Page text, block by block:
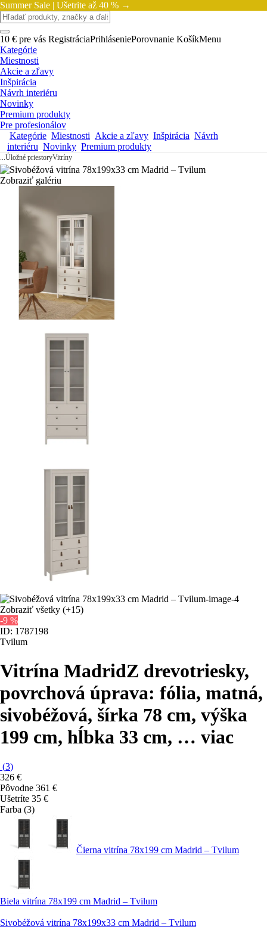
Summer Sale | Ušetrite až 40 % →
10 € pre vás RegistráciaPrihláseniePorovnanie KošíkMenu
Kategórie
Miestnosti
Akcie a zľavy
Inšpirácia
Návrh interiéru
Novinky
Premium produkty
Pre profesionálov
Kategórie Miestnosti Akcie a zľavy Inšpirácia Návrh
interiéru Novinky Premium produkty
...Úložné priestoryVitríny
Zobraziť galériu
Zobraziť všetky (+15)
-9 %
ID: 1787198
Tvilum
Vitrína MadridZ drevotriesky,
povrchová úprava: fólia, matná,
sivobéžová, šírka 78 cm, výška
199 cm, hĺbka 33 cm, … viac
(3)
326 €
Pôvodne 361 €
Ušetríte 35 €
Farba (3)
Čierna vitrína 78x199 cm Madrid – Tvilum
Biela vitrína 78x199 cm Madrid – Tvilum
Sivobéžová vitrína 78x199x33 cm Madrid – Tvilum